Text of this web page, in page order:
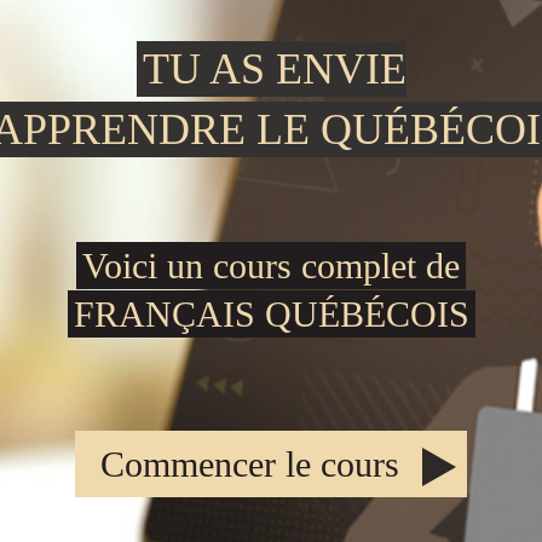
TU AS ENVIE
LE
Voici un cours complet de
FRANÇAIS QUÉBÉCOIS
Commencer le cours